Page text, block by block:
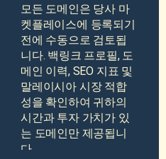
모든 도메인은 당사 마
켓플레이스에 등록되기
전에 수동으로 검토됩
니다. 백링크 프로필, 도
메인 이력, SEO 지표 및
말레이시아 시장 적합
성을 확인하여 귀하의
시간과 투자 가치가 있
는 도메인만 제공됩니
다.